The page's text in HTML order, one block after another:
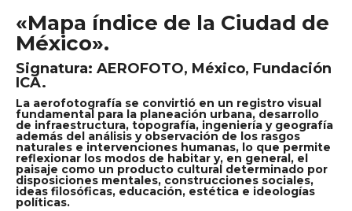
«Mapa índice de la Ciudad de
México».
Signatura: AEROFOTO, México, Fundación
ICA.
La aerofotografía se convirtió en un registro visual
fundamental para la planeación urbana, desarrollo
de infraestructura, topografía, ingeniería y geografía
además del análisis y observación de los rasgos
naturales e intervenciones humanas, lo que permite
reflexionar los modos de habitar y, en general, el
paisaje como un producto cultural determinado por
disposiciones mentales, construcciones sociales,
ideas filosóficas, educación, estética e ideologías
políticas.